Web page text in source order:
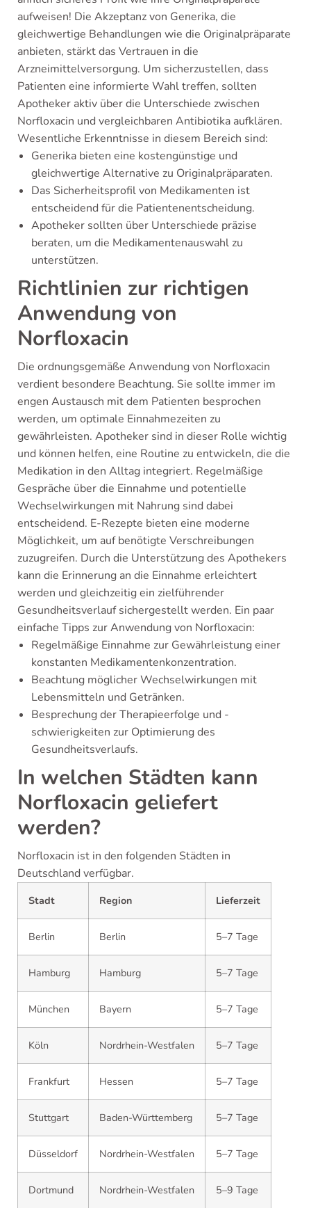
aufweisen! Die Akzeptanz von Generika, die
gleichwertige Behandlungen wie die Originalpräparate
anbieten, stärkt das Vertrauen in die
Arzneimittelversorgung. Um sicherzustellen, dass
Patienten eine informierte Wahl treffen, sollten
Apotheker aktiv über die Unterschiede zwischen
Norfloxacin und vergleichbaren Antibiotika aufklären.
Wesentliche Erkenntnisse in diesem Bereich sind:
Generika bieten eine kostengünstige und
gleichwertige Alternative zu Originalpräparaten.
Das Sicherheitsprofil von Medikamenten ist
entscheidend für die Patientenentscheidung.
Apotheker sollten über Unterschiede präzise
beraten, um die Medikamentenauswahl zu
unterstützen.
Richtlinien zur richtigen
Anwendung von
Norfloxacin
Die ordnungsgemäße Anwendung von Norfloxacin
verdient besondere Beachtung. Sie sollte immer im
engen Austausch mit dem Patienten besprochen
werden, um optimale Einnahmezeiten zu
gewährleisten. Apotheker sind in dieser Rolle wichtig
und können helfen, eine Routine zu entwickeln, die die
Medikation in den Alltag integriert. Regelmäßige
Gespräche über die Einnahme und potentielle
Wechselwirkungen mit Nahrung sind dabei
entscheidend. E-Rezepte bieten eine moderne
Möglichkeit, um auf benötigte Verschreibungen
zuzugreifen. Durch die Unterstützung des Apothekers
kann die Erinnerung an die Einnahme erleichtert
werden und gleichzeitig ein zielführender
Gesundheitsverlauf sichergestellt werden. Ein paar
einfache Tipps zur Anwendung von Norfloxacin:
Regelmäßige Einnahme zur Gewährleistung einer
konstanten Medikamentenkonzentration.
Beachtung möglicher Wechselwirkungen mit
Lebensmitteln und Getränken.
Besprechung der Therapieerfolge und -
schwierigkeiten zur Optimierung des
Gesundheitsverlaufs.
In welchen Städten kann
Norfloxacin geliefert
werden?
Norfloxacin ist in den folgenden Städten in
Deutschland verfügbar.
Stadt Region Lieferzeit
Berlin Berlin 5–7 Tage
Hamburg Hamburg 5–7 Tage
München Bayern 5–7 Tage
Köln Nordrhein-Westfalen 5–7 Tage
Frankfurt Hessen 5–7 Tage
Stuttgart Baden-Württemberg 5–7 Tage
Düsseldorf Nordrhein-Westfalen 5–7 Tage
Dortmund Nordrhein-Westfalen 5–9 Tage